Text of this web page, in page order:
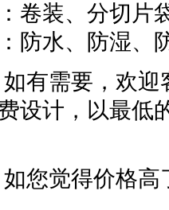
卷装、分切片
防水、防湿、
需要，欢迎客
设计，以最低
觉得价格高了